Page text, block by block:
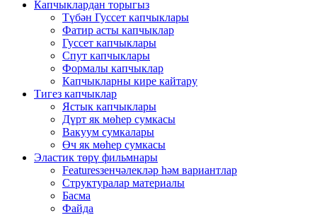
Капчыклардан торыгыз
Түбән Гуссет капчыклары
Фатир асты капчыклар
Гуссет капчыклары
Спут капчыклары
Формалы капчыклар
Капчыкларны кире кайтару
Тигез капчыклар
Ястык капчыклары
Дүрт як мөһер сумкасы
Вакуум сумкалары
Өч як мөһер сумкасы
Эластик төрү фильмнары
Featuresзенчәлекләр һәм вариантлар
Структуралар материалы
Басма
Файда